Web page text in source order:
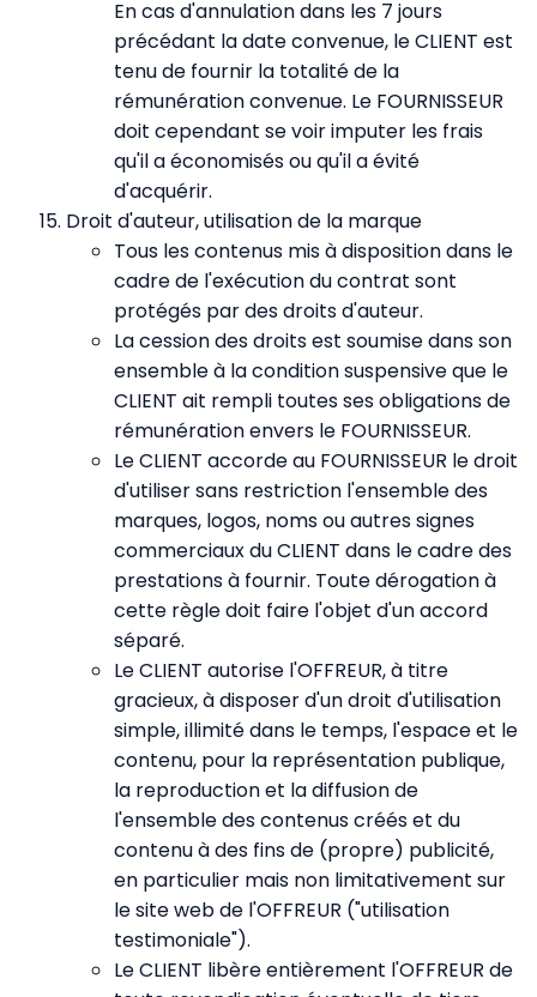
En cas d'annulation dans les 7 jours
précédant la date convenue, le CLIENT est
tenu de fournir la totalité de la
rémunération convenue. Le FOURNISSEUR
doit cependant se voir imputer les frais
qu'il a économisés ou qu'il a évité
d'acquérir.
Droit d'auteur, utilisation de la marque
Tous les contenus mis à disposition dans le
cadre de l'exécution du contrat sont
protégés par des droits d'auteur.
La cession des droits est soumise dans son
ensemble à la condition suspensive que le
CLIENT ait rempli toutes ses obligations de
rémunération envers le FOURNISSEUR.
Le CLIENT accorde au FOURNISSEUR le droit
d'utiliser sans restriction l'ensemble des
marques, logos, noms ou autres signes
commerciaux du CLIENT dans le cadre des
prestations à fournir. Toute dérogation à
cette règle doit faire l'objet d'un accord
séparé.
Le CLIENT autorise l'OFFREUR, à titre
gracieux, à disposer d'un droit d'utilisation
simple, illimité dans le temps, l'espace et le
contenu, pour la représentation publique,
la reproduction et la diffusion de
l'ensemble des contenus créés et du
contenu à des fins de (propre) publicité,
en particulier mais non limitativement sur
le site web de l'OFFREUR ("utilisation
testimoniale").
Le CLIENT libère entièrement l'OFFREUR de